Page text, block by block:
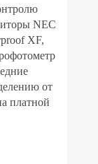
NEC
XF,
от
платной